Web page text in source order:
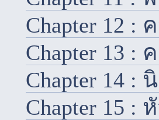
Chapter 12 :
Chapter 13
Chapter 14 :
Chapter 15 :